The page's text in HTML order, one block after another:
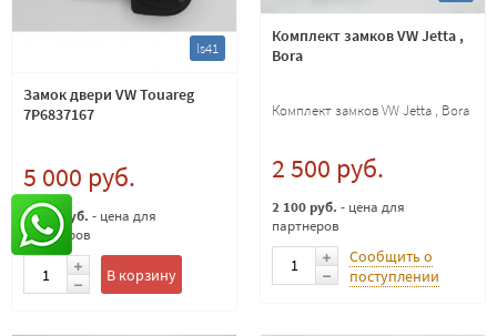
ls41
Замок двери VW Touareg
7P6837167
5 000 руб.
4 500 руб. - цена для
партнеров
В корзину
Комплект замков VW Jetta ,
Bora
Комплект замков VW Jetta , Bora
2 500 руб.
2 100 руб. - цена для
партнеров
Сообщить о
поступлении